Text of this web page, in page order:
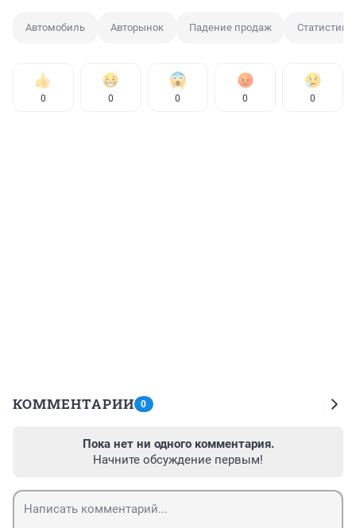
Автомобиль Авторынок Падение продаж Статистика
0 0 0 0 0
КОММЕНТАРИИ 0
Пока нет ни одного комментария.
Начните обсуждение первым!